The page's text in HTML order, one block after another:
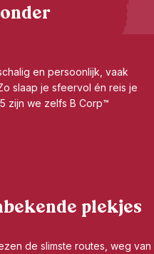
en persoonlijk, vaak
slaap je sfeervol én reis je
zijn we zelfs B Corp™
plekjes
de slimste routes, weg van